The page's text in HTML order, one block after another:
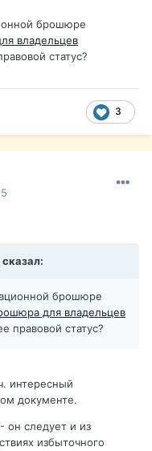
брошюре
владельцев
статус?
3
брошюре
для владельцев
правовой статус?
интересный
документе.
он следует и из
избыточного